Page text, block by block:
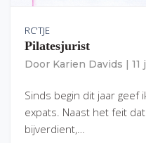
RC'TJE
Pilatesjurist
Door Karien Davids 11
Sinds begin dit jaar geef
expats. Naast het feit
bijverdient,…